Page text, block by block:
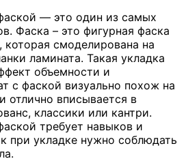
— это один из самых
Фаска – это фигурная фаска
которая смоделирована на
ламината. Такая укладка
объемности и
с фаской визуально похож на
отлично вписывается в
классики или кантри.
требует навыков и
при укладке нужно соблюдать